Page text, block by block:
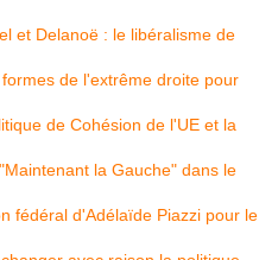
et Delanoë : le libéralisme de
de l'extrême droite pour
de Cohésion de l'UE et la
la Gauche" dans le
fédéral d'Adélaïde Piazzi pour le